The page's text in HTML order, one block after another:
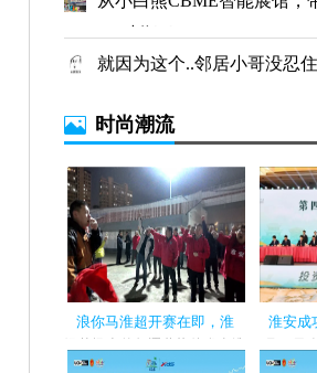
4.0时代下
就因为这个..邻居小哥没忍住
日本AILEBEBE婴儿推车
时尚潮流
浪你马淮超开赛在即，淮
安区队的球员 在训练场上刻苦
淮安成
正式开